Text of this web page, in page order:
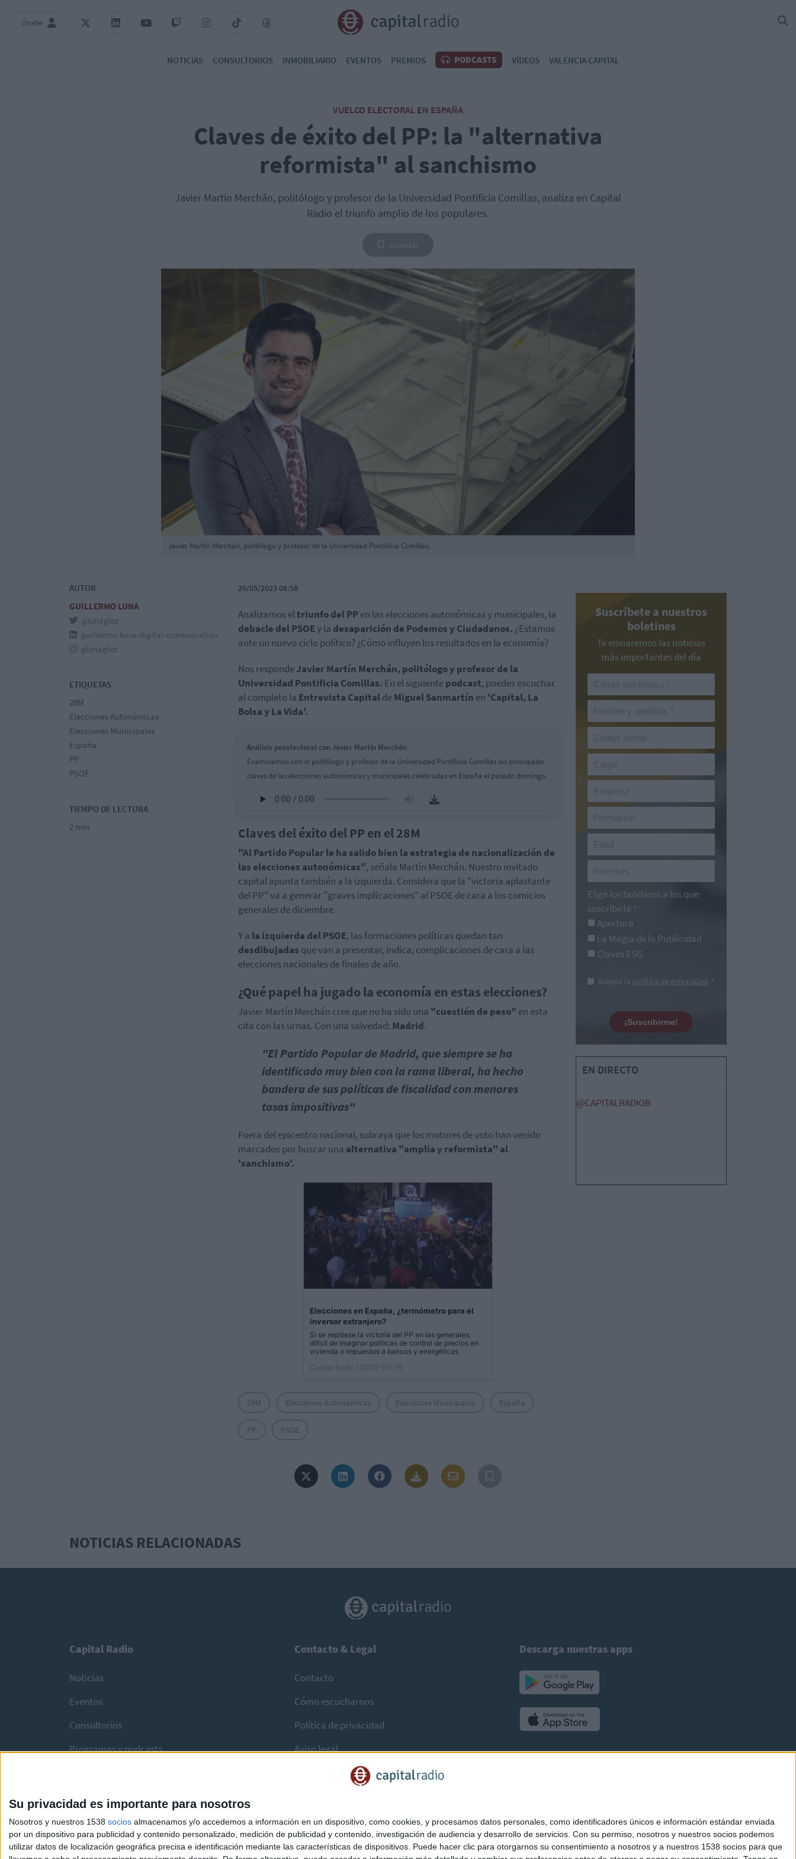
Su privacidad es importante para nosotros
Nosotros y nuestros 1538 socios almacenamos y/o accedemos a información en un dispositivo, como cookies, y procesamos datos personales, como identificadores únicos e información estándar enviada
por un dispositivo para publicidad y contenido personalizado, medición de publicidad y contenido, investigación de audiencia y desarrollo de servicios. Con su permiso, nosotros y nuestros socios podemos
utilizar datos de localización geográfica precisa e identificación mediante las características de dispositivos. Puede hacer clic para otorgarnos su consentimiento a nosotros y a nuestros 1538 socios para que
Únete
NOTICIAS CONSULTORIOS INMOBILIARIO EVENTOS PREMIOS PODCASTS VÍDEOS VALENCIA CAPITAL
VUELCO ELECTORAL EN ESPAÑA
Claves de éxito del PP: la "alternativa
reformista" al sanchismo
Javier Martín Merchán, politólogo y profesor de la Universidad Pontificia Comillas, analiza en Capital
Radio el triunfo amplio de los populares.
Javier Martín Merchán, politólogo y profesor de la Universidad Pontificia Comillas.
AUTOR
GUILLERMO LUNA
glunaglez
guillermo-luna-digital-comunication
glunaglez
ETIQUETAS
28M
Elecciones Autonómicas
Elecciones Municipales
España
PP
PSOE
TIEMPO DE LECTURA
2 min
29/05/2023 08:58
Analizamos eltriunfo del PPen las elecciones autonómicas y municipales, la
debacle del PSOEy la desaparición de Podemos y Ciudadanos. ¿Estamos
ante un nuevo ciclo político? ¿Cómo influyen los resultados en la economía?
Nos respondeJavier Martín Merchán, politólogo y profesor de la
Universidad Pontificia Comillas. En el siguientepodcast, puedes escuchar
al completo la Entrevista CapitaldeMiguel Sanmartín en 'Capital, La
Bolsa y La Vida'.
Análisis poselectoral con Javier Martín Merchán
Examinamos con el politólogo y profesor de la Universidad Pontificia Comillas las principales
claves de las elecciones autonómicas y municipales celebradas en España el pasado domingo.
Claves del éxito del PP en el 28M
"Al Partido Popular le ha salido bien la estrategia de nacionalización de
las elecciones autonómicas", señala Martín Merchán. Nuestro invitado
capital apunta también a la izquierda. Considera que la "victoria aplastante
del PP" va a generar "graves implicaciones" al PSOE de cara a los comicios
generales de diciembre.
Y a la izquierda del PSOE, las formaciones políticas quedan tan
desdibujadas que van a presentar, indica, complicaciones de cara a las
elecciones nacionales de finales de año.
¿Qué papel ha jugado la economía en estas elecciones?
Javier Martín Merchán cree que no ha sido una "cuestión de peso" en esta
cita con las urnas. Con una salvedad: Madrid.
"El Partido Popular de Madrid, que siempre se ha
identificado muy bien con la rama liberal, ha hecho
bandera de sus políticas de fiscalidad con menores
tasas impositivas"
Fuera del epicentro nacional, subraya que los motores de voto han venido
marcados por buscar una alternativa "amplia y reformista" al
'sanchismo'.
Elecciones en España, ¿termómetro para el
inversor extranjero?
Si se repitiese la victoria del PP en las generales,
difícil de imaginar políticas de control de precios en
vivienda o impuestos a bancos y energéticas
Capital Radio
/ 2023-05-29
28M Elecciones Autonómicas Elecciones Municipales España
PP PSOE
Suscríbete a nuestros
boletines
Te enviaremos las noticias
más importantes del día
Elige los boletines a los que
suscribirte *
Apertura
La Magia de la Publicidad
Claves ESG
Acepto la política de privacidad. *
¡Suscribirme!
EN DIRECTO
@CAPITALRADIOB
NOTICIAS RELACIONADAS
Capital Radio
Noticias
Eventos
Consultorios
Programas y podcasts
Contacto & Legal
Contacto
Cómo escucharnos
Política de privacidad
Aviso legal
Descarga nuestras apps